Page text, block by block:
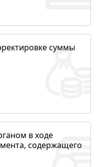
суммы
в ходе
содержащего